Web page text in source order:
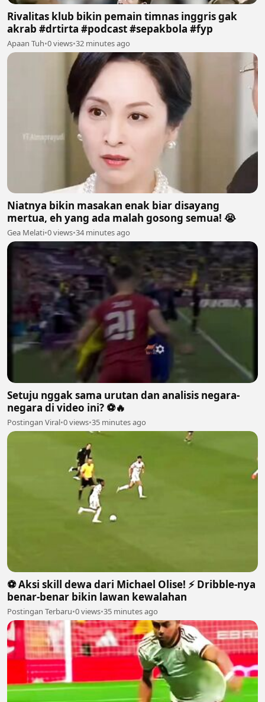
Rivalitas klub bikin pemain timnas inggris gak
akrab #drtirta #podcast #sepakbola #fyp
Apaan Tuh•0 views•32 minutes ago
Niatnya bikin masakan enak biar disayang
mertua, eh yang ada malah gosong semua! 😭
Gea Melati•0 views•34 minutes ago
Setuju nggak sama urutan dan analisis negara-
negara di video ini? ⚽🔥
Postingan Viral•0 views•35 minutes ago
⚽️ Aksi skill dewa dari Michael Olise! ⚡️ Dribble-nya
benar-benar bikin lawan kewalahan
Postingan Terbaru•0 views•35 minutes ago